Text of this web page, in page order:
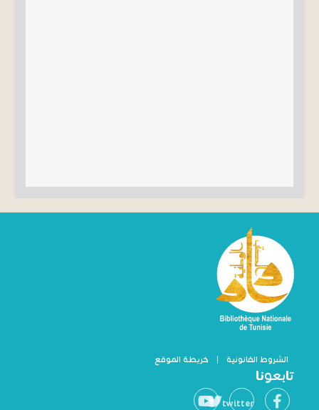
الشروط القانونية | خريطة الموقع
تابعونا
twitter